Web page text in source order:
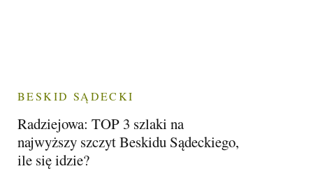
BESKID SĄDECKI
Radziejowa: TOP 3 szlaki na
najwyższy szczyt Beskidu Sądeckiego,
ile się idzie?